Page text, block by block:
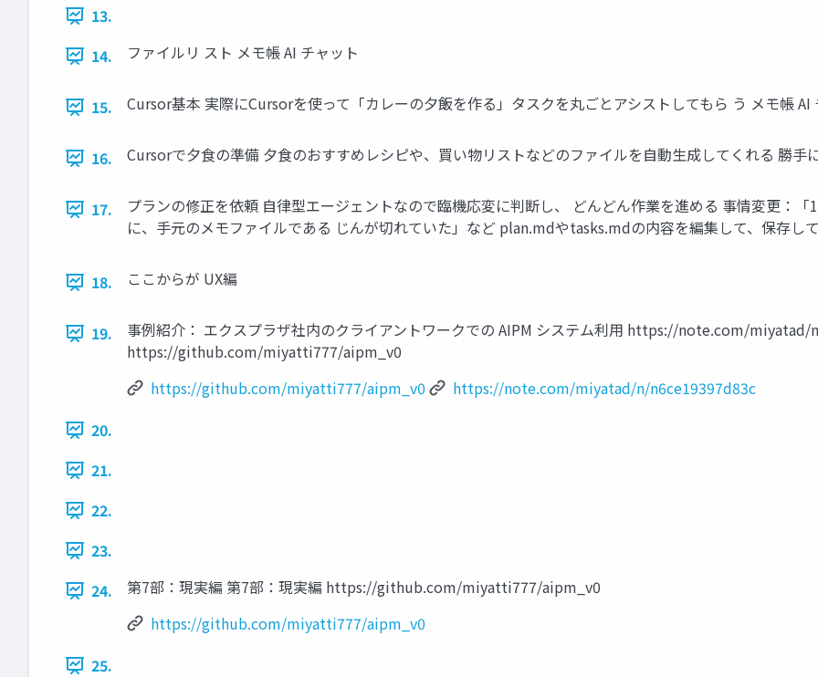
13.
14.
ファイルリ スト メモ帳 AI チャット
15. Cursor基本 実際にCursorを使って「カレーの⼣飯を作る」タスクを丸ごとアシストしてもら う メモ帳 AI
16. Cursorで⼣⾷の準備 ⼣⾷のおすすめレシピや、買い物リストなどのファイルを⾃動⽣成してくれる 勝⼿
17.
プランの修正を依頼 ⾃律型エージェントなので臨機応変に判断し、 どんどん作業を進める 事情変更：
に、⼿元のメモファイルである じんが切れていた」など plan.mdやtasks.mdの内容を編集して、保存し
18. ここからが UX編
19.
事例紹介： エクスプラザ社内のクライアントワークでの AIPM システム利用 https://note.com/miyatad/
https://github.com/miyatti777/aipm_v0
https://github.com/miyatti777/aipm_v0
https://note.com/miyatad/n/n6ce19397d83c
20.
21.
22.
23.
24.
第7部：現実編 第7部：現実編 https://github.com/miyatti777/aipm_v0
https://github.com/miyatti777/aipm_v0
25.